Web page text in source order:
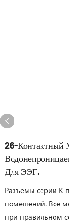
26-Контактный
Для ЭЭГ.
Разъемы серии K
помещений. Все
при правильном